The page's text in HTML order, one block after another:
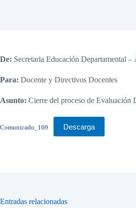
De: Secretaria Educación Departamental –
Para: Docente y Directivos Docentes
Asunto: Cierre del proceso de Evaluación
Comunicado_169 Descarga
Entradas relacionadas